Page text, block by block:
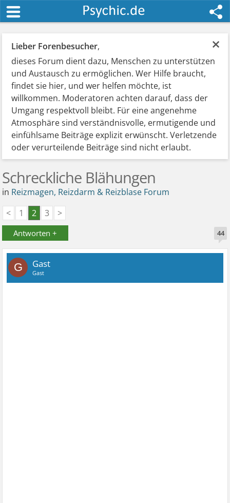
×
Lieber Forenbesucher,
dieses Forum dient dazu, Menschen zu unterstützen
und Austausch zu ermöglichen. Wer Hilfe braucht,
findet sie hier, und wer helfen möchte, ist
willkommen. Moderatoren achten darauf, dass der
Umgang respektvoll bleibt. Für eine angenehme
Atmosphäre sind verständnisvolle, ermutigende und
einfühlsame Beiträge explizit erwünscht. Verletzende
oder verurteilende Beiträge sind nicht erlaubt.
Schreckliche Blähungen
in Reizmagen, Reizdarm & Reizblase Forum
<
1 2 3 >
Antworten + 44
G Gast
Gast